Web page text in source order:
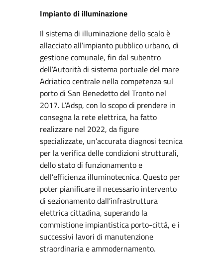
Impianto di illuminazione
Il sistema di illuminazione dello scalo è
allacciato all’impianto pubblico urbano, di
gestione comunale, fin dal subentro
dell’Autorità di sistema portuale del mare
Adriatico centrale nella competenza sul
porto di San Benedetto del Tronto nel
2017. L’Adsp, con lo scopo di prendere in
consegna la rete elettrica, ha fatto
realizzare nel 2022, da figure
specializzate, un’accurata diagnosi tecnica
per la verifica delle condizioni strutturali,
dello stato di funzionamento e
dell’efficienza illuminotecnica. Questo per
poter pianificare il necessario intervento
di sezionamento dall’infrastruttura
elettrica cittadina, superando la
commistione impiantistica porto-città, e i
successivi lavori di manutenzione
straordinaria e ammodernamento.